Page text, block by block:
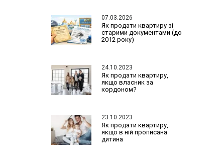
07.03.2026
Як продати квартиру зі
старими документами (до
2012 року)
24.10.2023
Як продати квартиру,
якщо власник за
кордоном?
23.10.2023
Як продати квартиру,
якщо в ній прописана
дитина